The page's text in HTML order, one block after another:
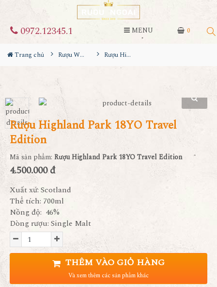
0
0972.12345.1 MENU
Trang chủ Rượu Whisky Rượu Highland Park 18YO Travel Edition
Rượu Highland Park 18YO Travel
Edition
Mã sản phẩm: Rượu Highland Park 18YO Travel Edition
4.500.000 đ
Xuất xứ: Scotland
Thể tích: 700ml
Nồng độ: 46%
Dòng rượu: Single Malt
THÊM VÀO GIỎ HÀNG
Và xem thêm các sản phẩm khác